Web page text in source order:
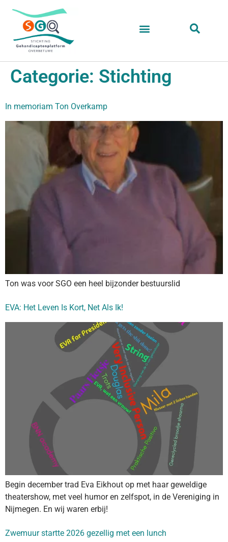
Categorie: Stichting
In memoriam Ton Overkamp
Ton was voor SGO een heel bijzonder bestuurslid
EVA: Het Leven Is Kort, Net Als Ik!
Begin december trad Eva Eikhout op met haar geweldige
theatershow, met veel humor en zelfspot, in de Vereniging in
Nijmegen. En wij waren erbij!
Zwemuur startte 2026 gezellig met een lunch